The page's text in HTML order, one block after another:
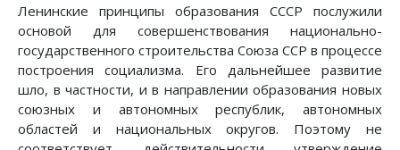
Ленинские принципы образования СССР послужили
основой для совершенствования национально-
государственного строительства Союза ССР в процессе
построения социализма. Его дальнейшее развитие
шло, в частности, и в направлении образования новых
союзных и автономных республик, автономных
областей и национальных округов. Поэтому не